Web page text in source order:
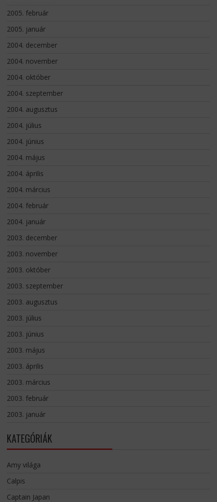
2005. február
2005. január
2004. december
2004. november
2004. október
2004. szeptember
2004. augusztus
2004. július
2004. június
2004. május
2004. április
2004. március
2004. február
2004. január
2003. december
2003. november
2003. október
2003. szeptember
2003. augusztus
2003. július
2003. június
2003. május
2003. április
2003. március
2003. február
2003. január
KATEGÓRIÁK
Amy világa
Calpis
Captain Japan